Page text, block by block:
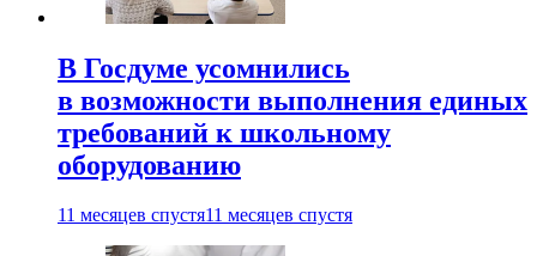
В Госдуме усомнились
в возможности выполнения единых
требований к школьному
оборудованию
11 месяцев спустя11 месяцев спустя